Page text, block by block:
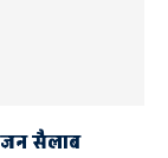
जन सैलाब